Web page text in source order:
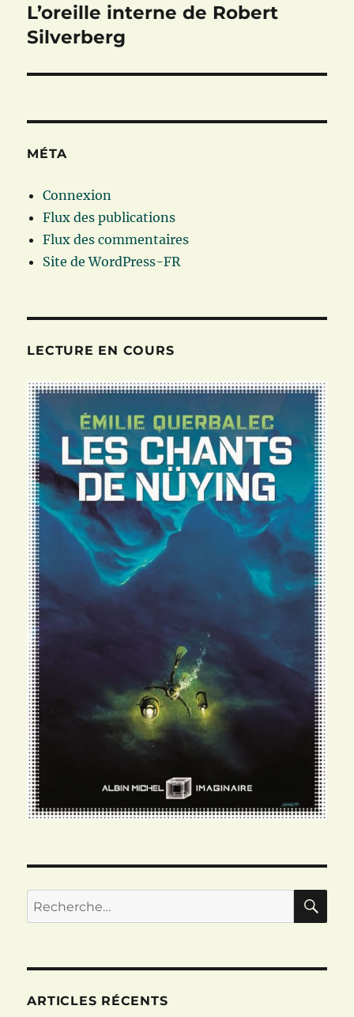
Publication
suivante :
L’oreille interne de Robert
Silverberg
MÉTA
Connexion
Flux des publications
Flux des commentaires
Site de WordPress-FR
LECTURE EN COURS
Recherche
pour :
ARTICLES RÉCENTS